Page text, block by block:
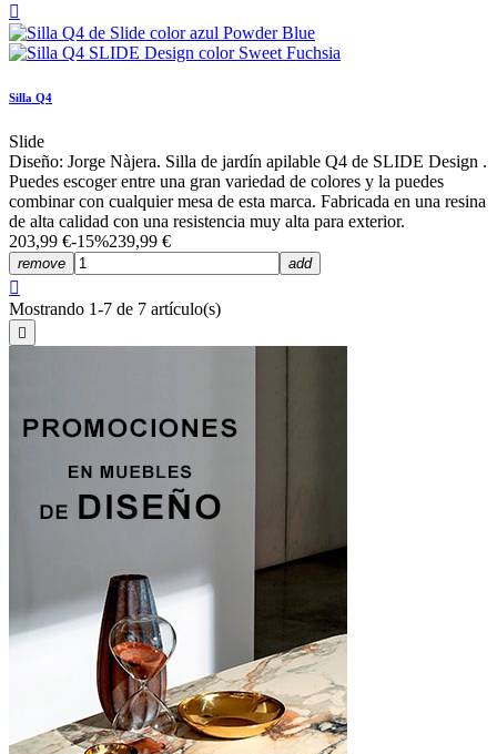

Silla Q4
Slide
Diseño: Jorge Nàjera. Silla de jardín apilable Q4 de SLIDE Design .
Puedes escoger entre una gran variedad de colores y la puedes
combinar con cualquier mesa de esta marca. Fabricada en una resina
de alta calidad con una resistencia muy alta para exterior.
203,99 €-15%239,99 €
remove add

Mostrando 1-7 de 7 artículo(s)
